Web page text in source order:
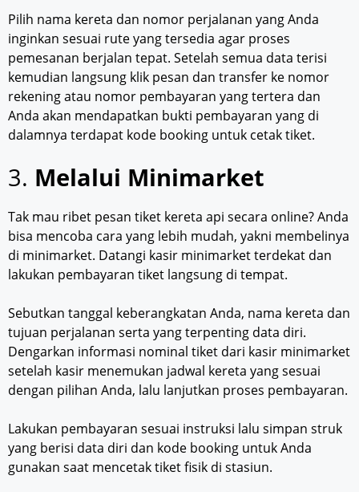
Pilih nama kereta dan nomor perjalanan yang Anda
inginkan sesuai rute yang tersedia agar proses
pemesanan berjalan tepat. Setelah semua data terisi
kemudian langsung klik pesan dan transfer ke nomor
rekening atau nomor pembayaran yang tertera dan
Anda akan mendapatkan bukti pembayaran yang di
dalamnya terdapat kode booking untuk cetak tiket.
3. Melalui Minimarket
Tak mau ribet pesan tiket kereta api secara online? Anda
bisa mencoba cara yang lebih mudah, yakni membelinya
di minimarket. Datangi kasir minimarket terdekat dan
lakukan pembayaran tiket langsung di tempat.
Sebutkan tanggal keberangkatan Anda, nama kereta dan
tujuan perjalanan serta yang terpenting data diri.
Dengarkan informasi nominal tiket dari kasir minimarket
setelah kasir menemukan jadwal kereta yang sesuai
dengan pilihan Anda, lalu lanjutkan proses pembayaran.
Lakukan pembayaran sesuai instruksi lalu simpan struk
yang berisi data diri dan kode booking untuk Anda
gunakan saat mencetak tiket fisik di stasiun.